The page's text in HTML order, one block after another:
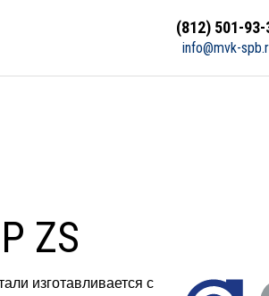
(812) 501-93-
info@mvk-
ZS
изготавливается с